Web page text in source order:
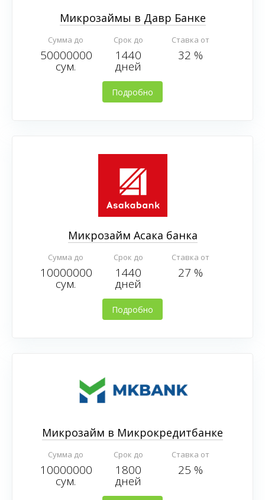
Микрозаймы в Давр Банке
Сумма до
50000000
сум.
Срок до
1440
дней
Ставка от
32 %
Подробно
Микрозайм Асака банка
Сумма до
10000000
сум.
Срок до
1440
дней
Ставка от
27 %
Подробно
Микрозайм в Микрокредитбанке
Сумма до
10000000
сум.
Срок до
1800
дней
Ставка от
25 %